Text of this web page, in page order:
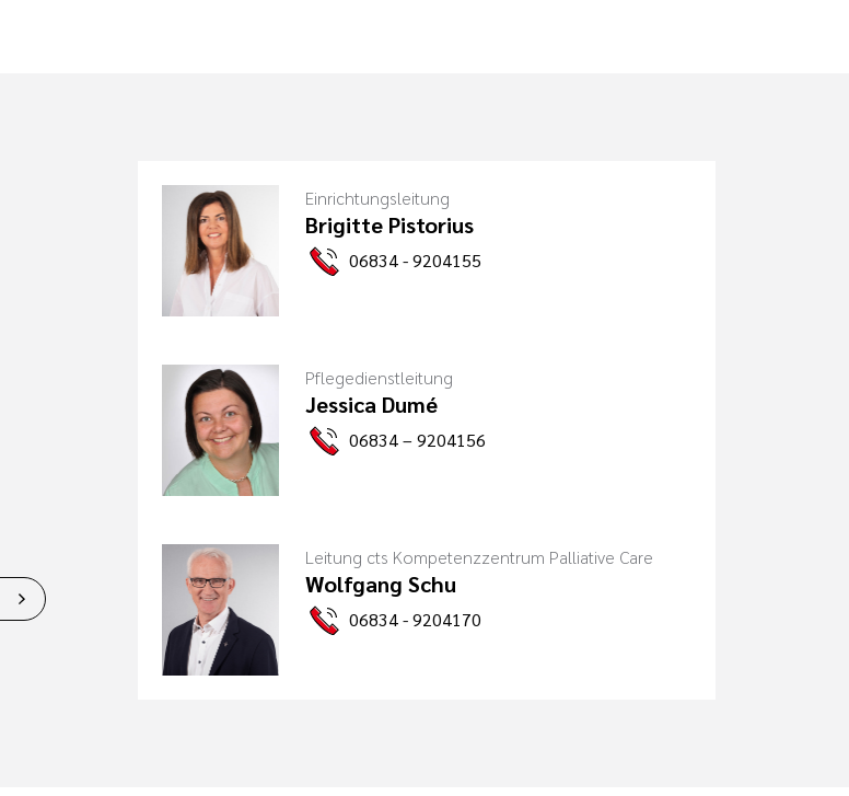
Einrichtungsleitung
Brigitte Pistorius
06834 - 9204155
Pflegedienstleitung
Jessica Dumé
06834 – 9204156
Leitung cts Kompetenzzentrum Palliative Care
Wolfgang Schu
06834 - 9204170